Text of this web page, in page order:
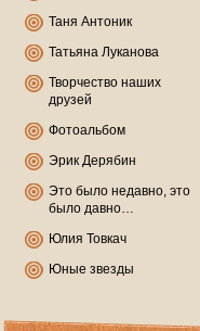
Таня Антоник
Татьяна Луканова
Творчество наших
друзей
Фотоальбом
Эрик Дерябин
Это было недавно, это
было давно…
Юлия Товкач
Юные звезды